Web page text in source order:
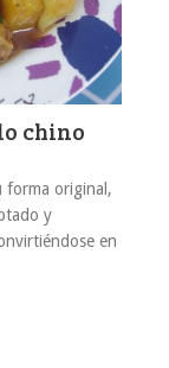
chino
forma original,
y
en